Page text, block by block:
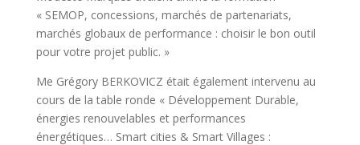
« SEMOP, concessions, marchés de partenariats,
marchés globaux de performance : choisir le bon outil
pour votre projet public. »
Me Grégory BERKOVICZ était également intervenu au
cours de la table ronde « Développement Durable,
énergies renouvelables et performances
énergétiques… Smart cities & Smart Villages :